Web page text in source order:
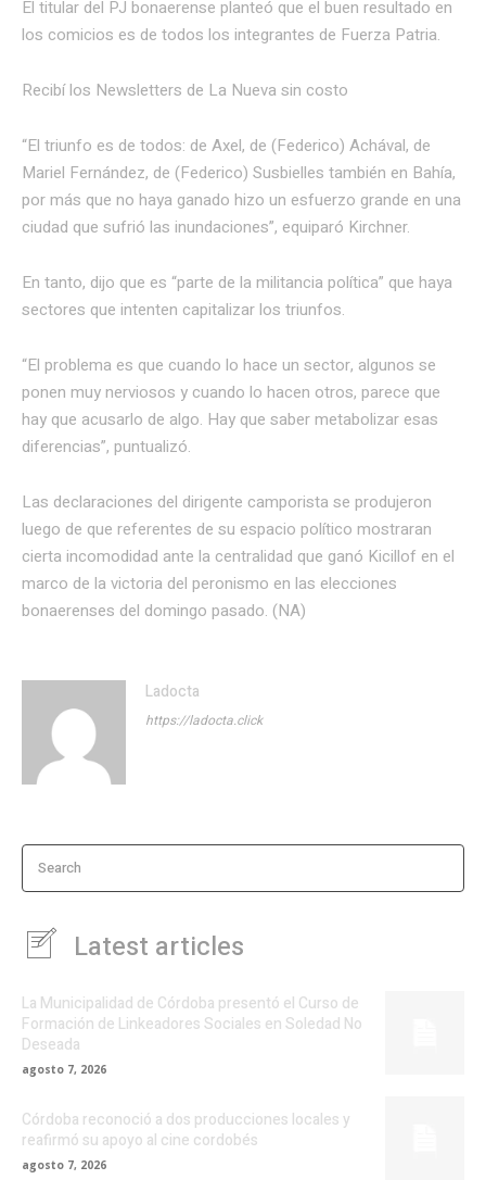
El titular del PJ bonaerense planteó que el buen resultado en
los comicios es de todos los integrantes de Fuerza Patria.
Recibí los Newsletters de La Nueva sin costo
“El triunfo es de todos: de Axel, de (Federico) Achával, de
Mariel Fernández, de (Federico) Susbielles también en Bahía,
por más que no haya ganado hizo un esfuerzo grande en una
ciudad que sufrió las inundaciones”, equiparó Kirchner.
En tanto, dijo que es “parte de la militancia política” que haya
sectores que intenten capitalizar los triunfos.
“El problema es que cuando lo hace un sector, algunos se
ponen muy nerviosos y cuando lo hacen otros, parece que
hay que acusarlo de algo. Hay que saber metabolizar esas
diferencias”, puntualizó.
Las declaraciones del dirigente camporista se produjeron
luego de que referentes de su espacio político mostraran
cierta incomodidad ante la centralidad que ganó Kicillof en el
marco de la victoria del peronismo en las elecciones
bonaerenses del domingo pasado. (NA)
Ladocta
https://ladocta.click
Search
Latest articles
La Municipalidad de Córdoba presentó el Curso de
Formación de Linkeadores Sociales en Soledad No
Deseada
agosto 7, 2026
Córdoba reconoció a dos producciones locales y
reafirmó su apoyo al cine cordobés
agosto 7, 2026